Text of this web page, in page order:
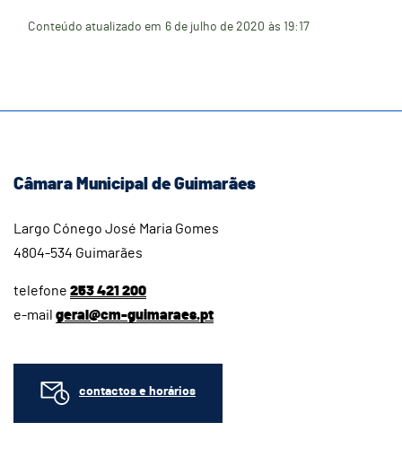
Conteúdo atualizado em 6 de julho de 2020 às 19:17
Câmara Municipal de Guimarães
Largo Cónego José Maria Gomes
4804-534 Guimarães
telefone 253 421 200
e-mail geral@cm-guimaraes.pt
contactos e horários